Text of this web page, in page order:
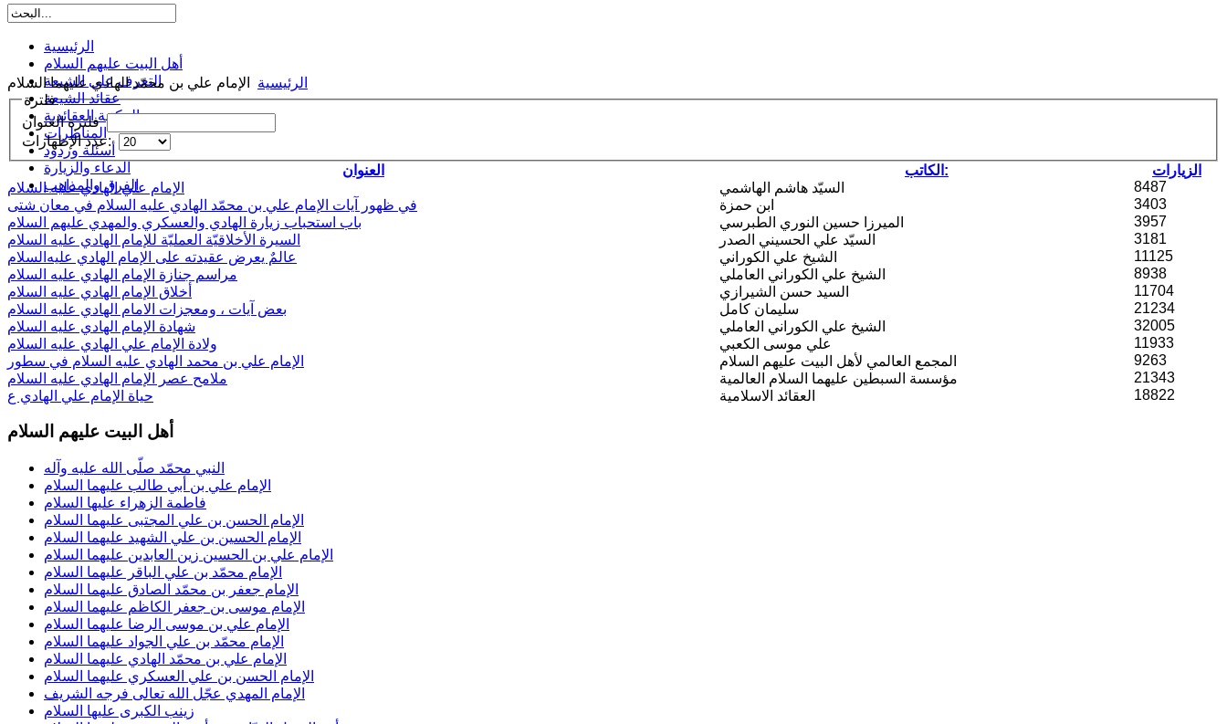
الرئيسية
أهل البيت عليهم السلام
التعرف على الشيعة
عقائد الشيعة
المكتبة العقائدية
المناظرات
أسئلة وردود
الدعاء والزيارة
الفرق والمذاهب
الرئيسية
الإمام علي بن محمّد الهادي عليهما السلام
فلترة
فلترة العنوان
عدد الإظهارات:
العنوان
الكاتب:
الزيارات
الإمام علي الهادي عليه السلام
السيّد هاشم الهاشمي
8487
في ظهور آيات الإمام علي بن محمّد الهادي عليه السلام في معان شتى
ابن حمزة
3403
باب استحباب زيارة الهادي والعسكري والمهدي عليهم السلام
الميرزا حسين النوري الطبرسي
3957
السيرة الأخلاقيّة العمليّة للإمام الهادي عليه السلام
السيّد علي الحسيني الصدر
3181
عالمٌ يعرض عقيدته على الإمام الهادي عليه‌السلام
الشيخ علي الكوراني
11125
مراسم جنازة الإمام الهادي عليه السلام
الشيخ علي الكوراني العاملي
8938
أخلاق الإمام الهادي عليه السلام
السيد حسن الشيرازي
11704
بعض آيات ، ومعجزات الامام الهادي عليه السلام
سليمان كامل
21234
شهادة الإمام الهادي عليه السلام
الشيخ علي الكوراني العاملي
32005
ولادة الإمام علي الهادي عليه السلام
علي موسى الكعبي
11933
الإمام علي بن محمد الهادي عليه السلام في سطور
المجمع العالمي لأهل البيت عليهم السلام
9263
ملامح عصر الإمام الهادي عليه السلام
مؤسسة السبطين عليهما السلام العالمية
21343
حياة الإمام علي الهادي ع
العقائد الاسلامية 18822
أهل البيت عليهم السلام
النبي محمّد صلّى الله عليه وآله
الإمام علي بن أبي طالب عليهما السلام
فاطمة الزهراء عليها السلام
الإمام الحسن بن علي المجتبى عليهما السلام
الإمام الحسين بن علي الشهيد عليهما السلام
الإمام علي بن الحسين زين العابدين عليهما السلام
الإمام محمّد بن علي الباقر عليهما السلام
الإمام جعفر بن محمّد الصادق عليهما السلام
الإمام موسى بن جعفر الكاظم عليهما السلام
الإمام علي بن موسى الرضا عليهما السلام
الإمام محمّد بن علي الجواد عليهما السلام
الإمام علي بن محمّد الهادي عليهما السلام
الإمام الحسن بن علي العسكري عليهما السلام
الإمام المهدي عجّل الله تعالى فرجه الشريف
زينب الكبرى عليها السلام